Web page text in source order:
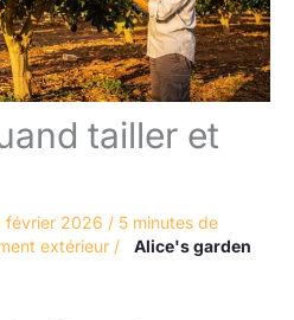
tailler et
février 2026 / 5 minutes de
extérieur /
Alice's garden